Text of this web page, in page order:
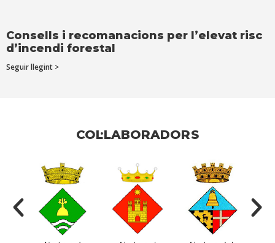
Consells i recomanacions per l’elevat risc
d’incendi forestal
Seguir llegint >
COL·LABORADORS